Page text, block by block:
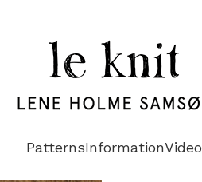
PatternsInformationVideo